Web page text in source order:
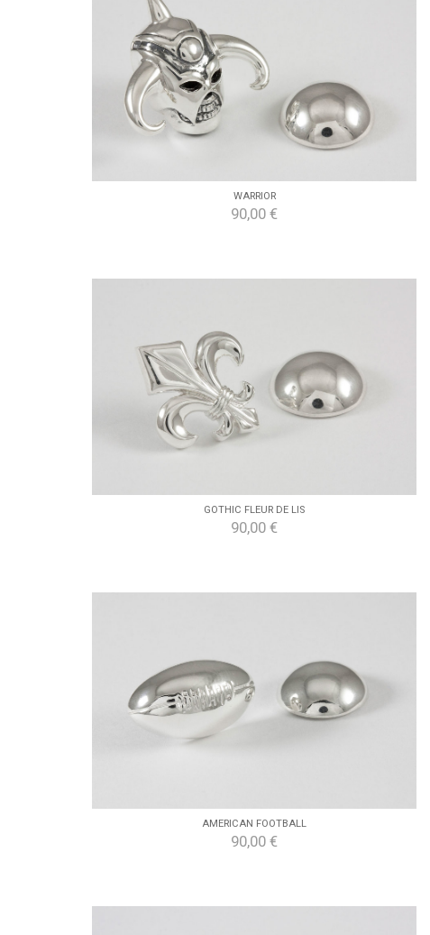
WARRIOR
90,00 €
GOTHIC FLEUR DE LIS
90,00 €
AMERICAN FOOTBALL
90,00 €